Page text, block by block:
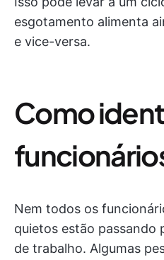
esgotamento alimenta
e vice-versa.
Como
Nem todos os
quietos estão passando
de trabalho. Algumas